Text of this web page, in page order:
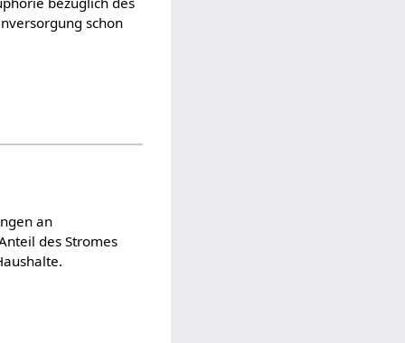
schon
an
des Stromes